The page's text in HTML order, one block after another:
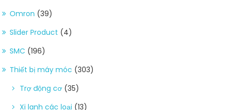
Omron (39)
Slider Product (4)
SMC (196)
Thiết bị máy móc (303)
Trợ động cơ (35)
Xi lanh các loại (13)